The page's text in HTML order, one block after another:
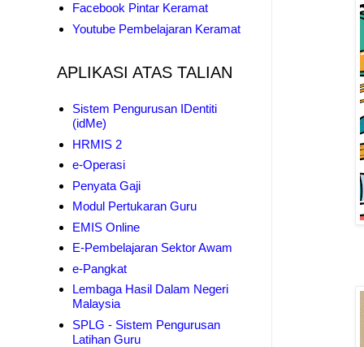
Facebook Pintar Keramat
Youtube Pembelajaran Keramat
APLIKASI ATAS TALIAN
Sistem Pengurusan IDentiti
(idMe)
HRMIS 2
e-Operasi
Penyata Gaji
Modul Pertukaran Guru
EMIS Online
E-Pembelajaran Sektor Awam
e-Pangkat
Lembaga Hasil Dalam Negeri
Malaysia
SPLG - Sistem Pengurusan
Latihan Guru